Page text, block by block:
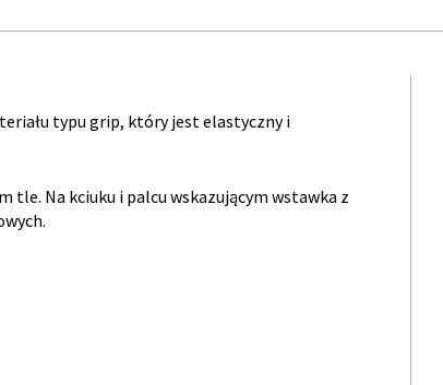
typu grip, który jest elastyczny i
Na kciuku i palcu wskazującym wstawka z